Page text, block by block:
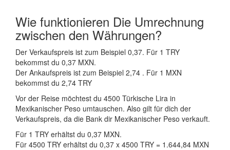
Wie funktionieren Die Umrechnung
zwischen den Währungen?
Der Verkaufspreis ist zum Beispiel 0,37. Für 1 TRY
bekommst du 0,37 MXN.
Der Ankaufspreis ist zum Beispiel 2,74 . Für 1 MXN
bekommst du 2,74 TRY
Vor der Reise möchtest du 4500 Türkische Lira in
Mexikanischer Peso umtauschen. Also gilt für dich der
Verkaufspreis, da die Bank dir Mexikanischer Peso verkauft.
Für 1 TRY erhältst du 0,37 MXN.
Für 4500 TRY erhältst du 0,37 x 4500 TRY = 1.644,84 MXN